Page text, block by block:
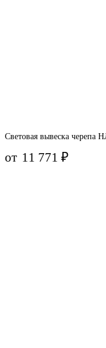
Световая вывеска черепа
от 11 771₽